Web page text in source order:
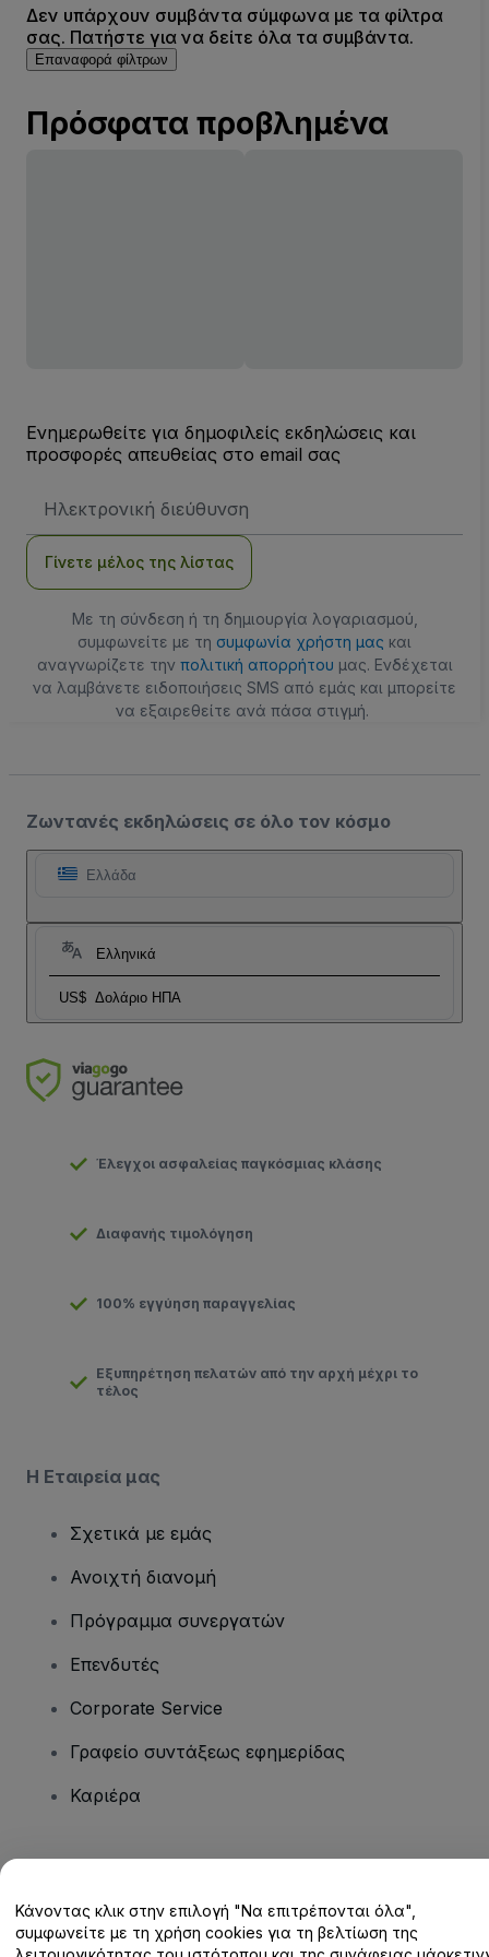
Δεν υπάρχουν συμβάντα σύμφωνα με τα φίλτρα
σας. Πατήστε για να δείτε όλα τα συμβάντα.
Επαναφορά φίλτρων
Πρόσφατα προβλημένα
Ενημερωθείτε για δημοφιλείς εκδηλώσεις και
προσφορές απευθείας στο email σας
Email
Γίνετε μέλος της λίστας
Με τη σύνδεση ή τη δημιουργία λογαριασμού,
συμφωνείτε με τη συμφωνία χρήστη μας και
αναγνωρίζετε την πολιτική απορρήτου μας. Ενδέχεται
να λαμβάνετε ειδοποιήσεις SMS από εμάς και μπορείτε
να εξαιρεθείτε ανά πάσα στιγμή.
Ζωντανές εκδηλώσεις σε όλο τον κόσμο
Ελλάδα
Ελληνικά
US$ Δολάριο ΗΠΑ
Έλεγχοι ασφαλείας παγκόσμιας κλάσης
Διαφανής τιμολόγηση
100% εγγύηση παραγγελίας
Εξυπηρέτηση πελατών από την αρχή μέχρι το
τέλος
Η Εταιρεία μας
Σχετικά με εμάς
Ανοιχτή διανομή
Πρόγραμμα συνεργατών
Επενδυτές
Corporate Service
Γραφείο συντάξεως εφημερίδας
Καριέρα
Κέντρο βοήθειας / Επικοινωνήστε μαζί μας
Κάνοντας κλικ στην επιλογή "Να επιτρέπονται όλα",
συμφωνείτε με τη χρήση cookies για τη βελτίωση της